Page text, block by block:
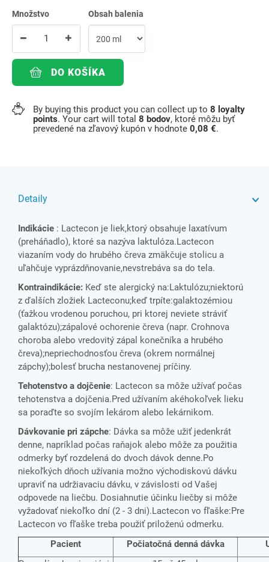
Množstvo Obsah balenia
DO KOŠÍKA
By buying this product you can collect up to 8 loyalty
points. Your cart will total 8 bodov, ktoré môžu byť
prevedené na zľavový kupón v hodnote 0,08 €.
Detaily
Indikácie : Lactecon je liek,ktorý obsahuje laxatívum
(preháňadlo), ktoré sa nazýva laktulóza.Lactecon
viazaním vody do hrubého čreva zmäkčuje stolicu a
uľahčuje vyprázdňnovanie,nevstrebáva sa do tela.
Kontraindikácie: Keď ste alergický na:Laktulózu;niektorú
z ďalších zložiek Lacteconu;keď trpíte:galaktozémiou
(ťažkou vrodenou poruchou, pri ktorej neviete stráviť
galaktózu);zápalové ochorenie čreva (napr. Crohnova
choroba alebo vredovitý zápal konečníka a hrubého
čreva);nepriechodnosťou čreva (okrem normálnej
zápchy);bolesť brucha nestanovenej príčiny.
Tehotenstvo a dojčenie: Lactecon sa môže užívať počas
tehotenstva a dojčenia.Pred užívaním akéhokoľvek lieku
sa poraďte so svojím lekárom alebo lekárnikom.
Dávkovanie pri zápche: Dávka sa môže užiť jedenkrát
denne, napríklad počas raňajok alebo môže za použitia
odmerky byť rozdelená do dvoch dávok denne.Po
niekoľkých dňoch užívania možno východiskovú dávku
upraviť na udržiavaciu dávku, v závislosti od Vašej
odpovede na liečbu. Dosiahnutie účinku liečby si môže
vyžadovať niekoľko dní (2 - 3 dni).Lactecon vo fľaške:Pre
Lactecon vo fľaške treba použiť priloženú odmerku.
Pacient
Počiatočná denná dávka